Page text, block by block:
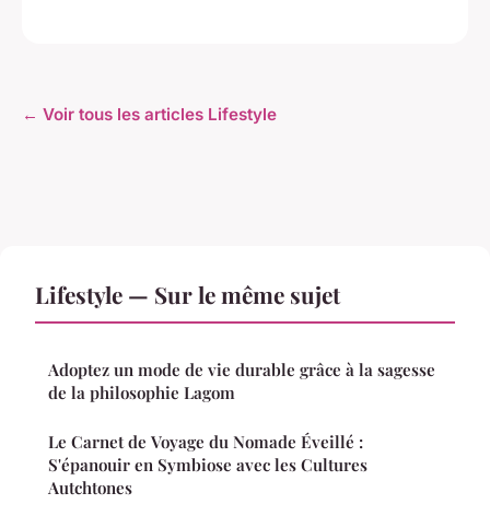
← Voir tous les articles Lifestyle
Lifestyle — Sur le même sujet
Adoptez un mode de vie durable grâce à la sagesse
de la philosophie Lagom
Le Carnet de Voyage du Nomade Éveillé :
S'épanouir en Symbiose avec les Cultures
Autchtones